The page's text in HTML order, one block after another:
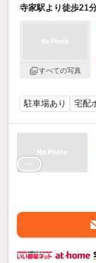
寺家駅より徒歩21
すべての写真
駐車場あり
宅配